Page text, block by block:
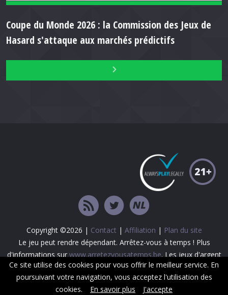
Coupe du Monde 2026 : la Commission des Jeux de
Hasard s'attaque aux marchés prédictifs
Copyright ©2026 | Contact | Affiliation | Plan du site
Le jeu peut rendre dépendant. Arrêtez-vous à temps ! Plus
d'informations sur www.arretezvousatemps.be. Les jeux d'argent
sont interdits aux mineurs.
Ce site utilise des cookies pour vous offrir le meilleur service. En
poursuivant votre navigation, vous acceptez l'utilisation des
cookies.
En savoir plus J'accepte